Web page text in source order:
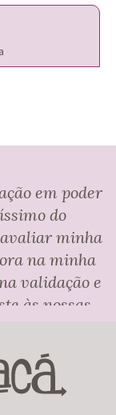
em poder
do
minha
na minha
validação e
às nossas
brincantes,
espaço